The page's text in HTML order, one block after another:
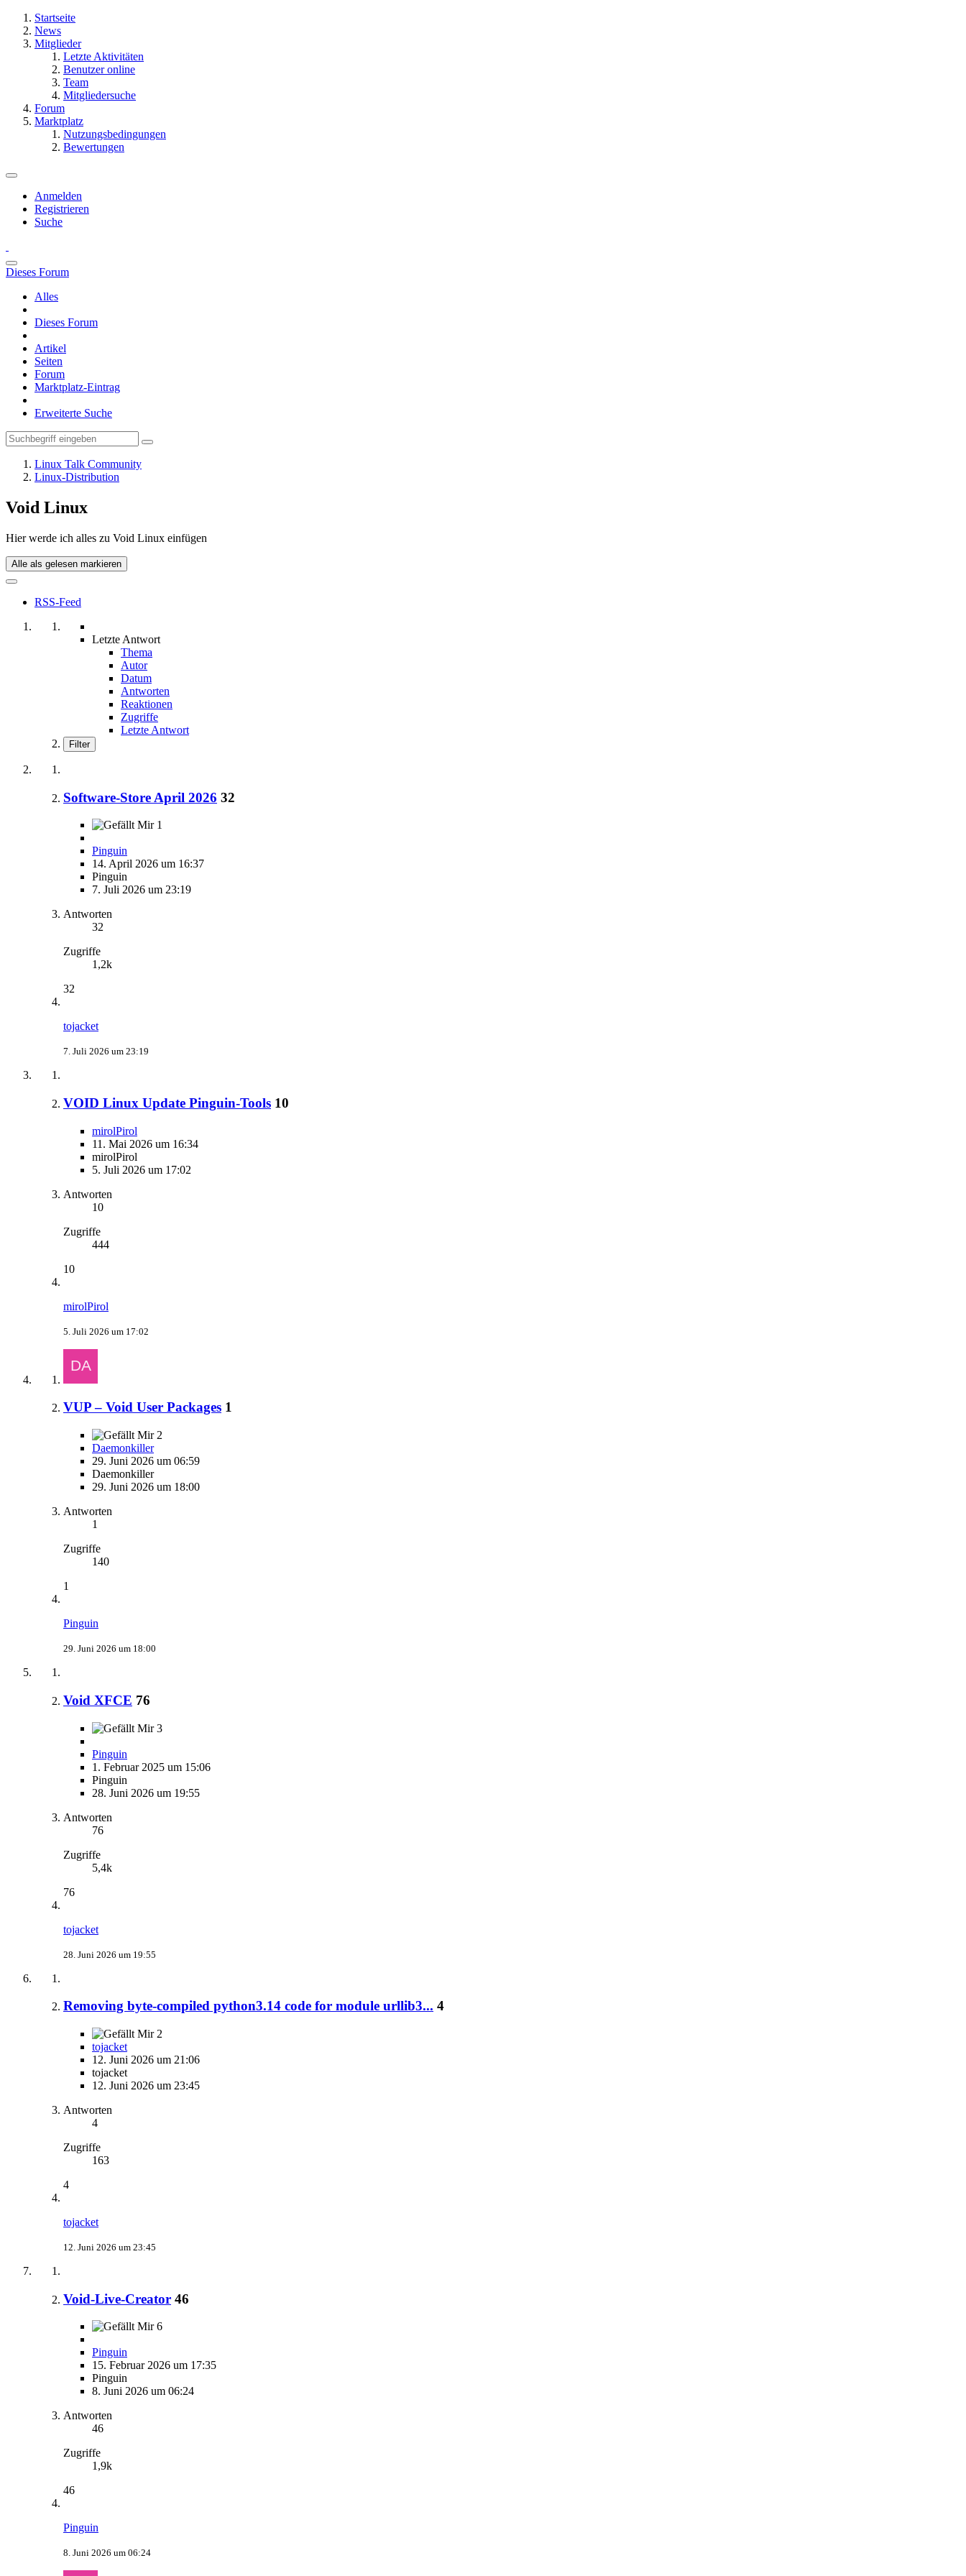
Startseite
News
Mitglieder
Letzte Aktivitäten
Benutzer online
Team
Mitgliedersuche
Forum
Marktplatz
Nutzungsbedingungen
Bewertungen
Anmelden
Registrieren
Suche
Dieses Forum
Alles
Dieses Forum
Artikel
Seiten
Forum
Marktplatz-Eintrag
Erweiterte Suche
Linux Talk Community
Linux-Distribution
Void Linux
Hier werde ich alles zu Void Linux einfügen
Alle als gelesen markieren
RSS-Feed
Letzte Antwort
Thema
Autor
Datum
Antworten
Reaktionen
Zugriffe
Letzte Antwort
Filter
Software-Store April 2026 32
1
Pinguin
14. April 2026 um 16:37
Pinguin
7. Juli 2026 um 23:19
Antworten
32
Zugriffe
1,2k
32
tojacket
7. Juli 2026 um 23:19
VOID Linux Update Pinguin-Tools 10
mirolPirol
11. Mai 2026 um 16:34
mirolPirol
5. Juli 2026 um 17:02
Antworten
10
Zugriffe
444
10
mirolPirol
5. Juli 2026 um 17:02
VUP – Void User Packages 1
2
Daemonkiller
29. Juni 2026 um 06:59
Daemonkiller
29. Juni 2026 um 18:00
Antworten
1
Zugriffe
140
1
Pinguin
29. Juni 2026 um 18:00
Void XFCE 76
3
Pinguin
1. Februar 2025 um 15:06
Pinguin
28. Juni 2026 um 19:55
Antworten
76
Zugriffe
5,4k
76
tojacket
28. Juni 2026 um 19:55
Removing byte-compiled python3.14 code for module urllib3... 4
2
tojacket
12. Juni 2026 um 21:06
tojacket
12. Juni 2026 um 23:45
Antworten
4
Zugriffe
163
4
tojacket
12. Juni 2026 um 23:45
Void-Live-Creator 46
6
Pinguin
15. Februar 2026 um 17:35
Pinguin
8. Juni 2026 um 06:24
Antworten
46
Zugriffe
1,9k
46
Pinguin
8. Juni 2026 um 06:24